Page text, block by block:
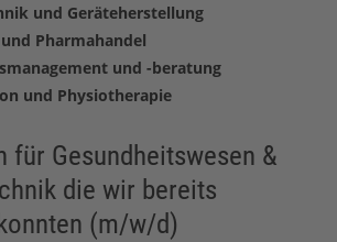
und Geräteherstellung
Pharmahandel
und -beratung
und Physiotherapie
für Gesundheitswesen &
die wir bereits
(m/w/d)